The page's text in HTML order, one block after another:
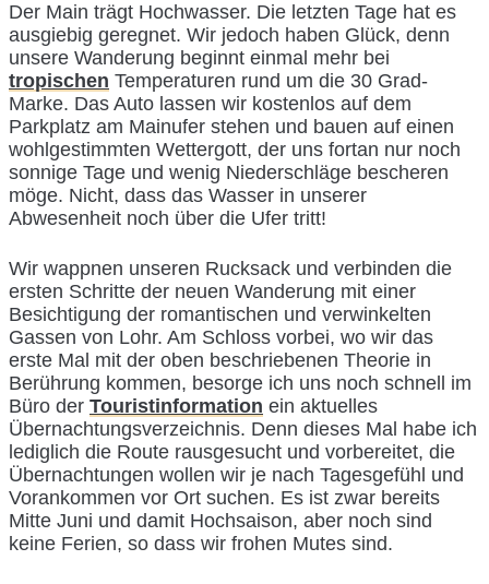
Der Main trägt Hochwasser. Die letzten Tage hat es
ausgiebig geregnet. Wir jedoch haben Glück, denn
unsere Wanderung beginnt einmal mehr bei
tropischen Temperaturen rund um die 30 Grad-
Marke. Das Auto lassen wir kostenlos auf dem
Parkplatz am Mainufer stehen und bauen auf einen
wohlgestimmten Wettergott, der uns fortan nur noch
sonnige Tage und wenig Niederschläge bescheren
möge. Nicht, dass das Wasser in unserer
Abwesenheit noch über die Ufer tritt!
Wir wappnen unseren Rucksack und verbinden die
ersten Schritte der neuen Wanderung mit einer
Besichtigung der romantischen und verwinkelten
Gassen von Lohr. Am Schloss vorbei, wo wir das
erste Mal mit der oben beschriebenen Theorie in
Berührung kommen, besorge ich uns noch schnell im
Büro der Touristinformation ein aktuelles
Übernachtungsverzeichnis. Denn dieses Mal habe ich
lediglich die Route rausgesucht und vorbereitet, die
Übernachtungen wollen wir je nach Tagesgefühl und
Vorankommen vor Ort suchen. Es ist zwar bereits
Mitte Juni und damit Hochsaison, aber noch sind
keine Ferien, so dass wir frohen Mutes sind.